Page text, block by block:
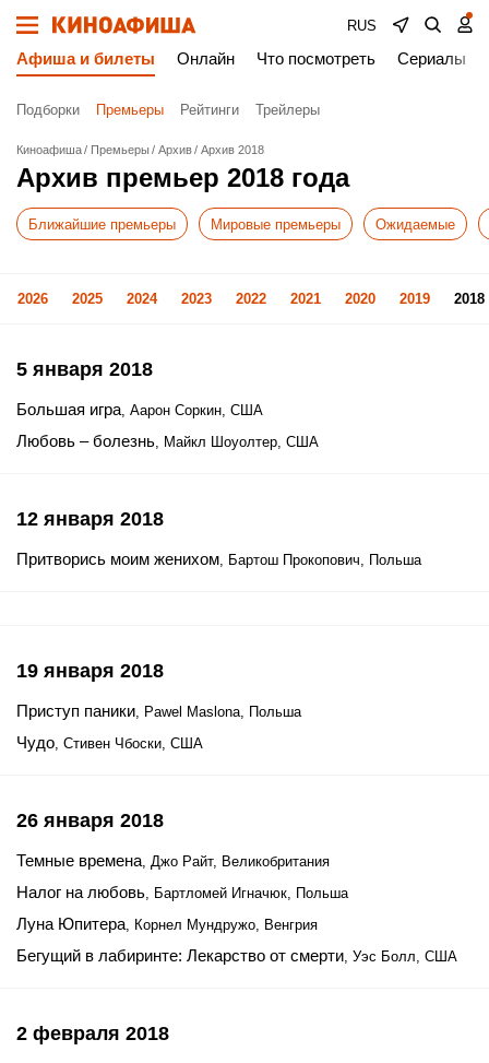
RUS
Афиша и билеты Онлайн Что посмотреть Сериалы
Подборки Премьеры Рейтинги Трейлеры
Киноафиша Премьеры Архив Архив 2018
Архив премьер 2018 года
Ближайшие премьеры Мировые премьеры Ожидаемые
2026 2025 2024 2023 2022 2021 2020 2019 2018
5 января 2018
Большая игра, Аарон Соркин, США
Любовь – болезнь, Майкл Шоуолтер, США
12 января 2018
Притворись моим женихом, Бартош Прокопович, Польша
19 января 2018
Приступ паники, Pawel Maslona, Польша
Чудо, Стивен Чбоски, США
26 января 2018
Темные времена, Джо Райт, Великобритания
Налог на любовь, Бартломей Игначюк, Польша
Луна Юпитера, Корнел Мундружо, Венгрия
Бегущий в лабиринте: Лекарство от смерти, Уэс Болл, США
2 февраля 2018